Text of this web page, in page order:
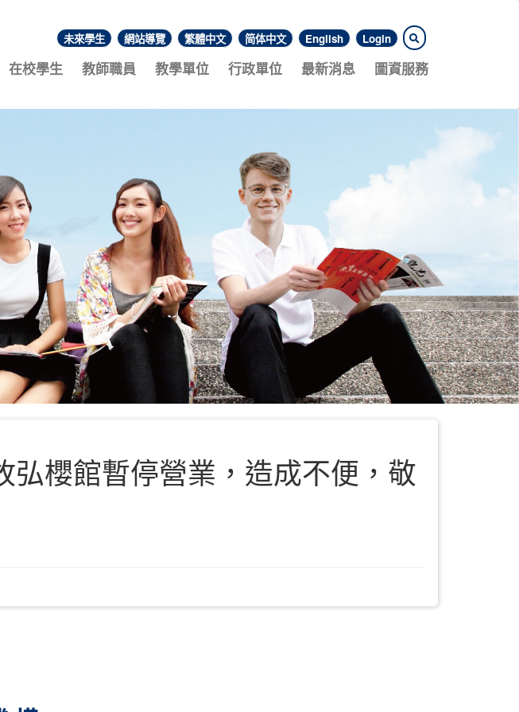
:::
未來學生 網站導覽 繁體中文 简体中文 English Login
在校學生 教師職員 教學單位 行政單位 最新消息 圖資服務
櫻館暫停營業，造成不便，敬